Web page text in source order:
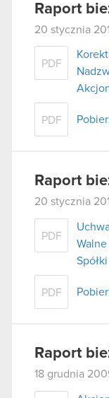
Raport
20 stycznia
PDF
PDF
Raport
20 stycznia
PDF
Spółki
PDF
Raport
18 grudnia